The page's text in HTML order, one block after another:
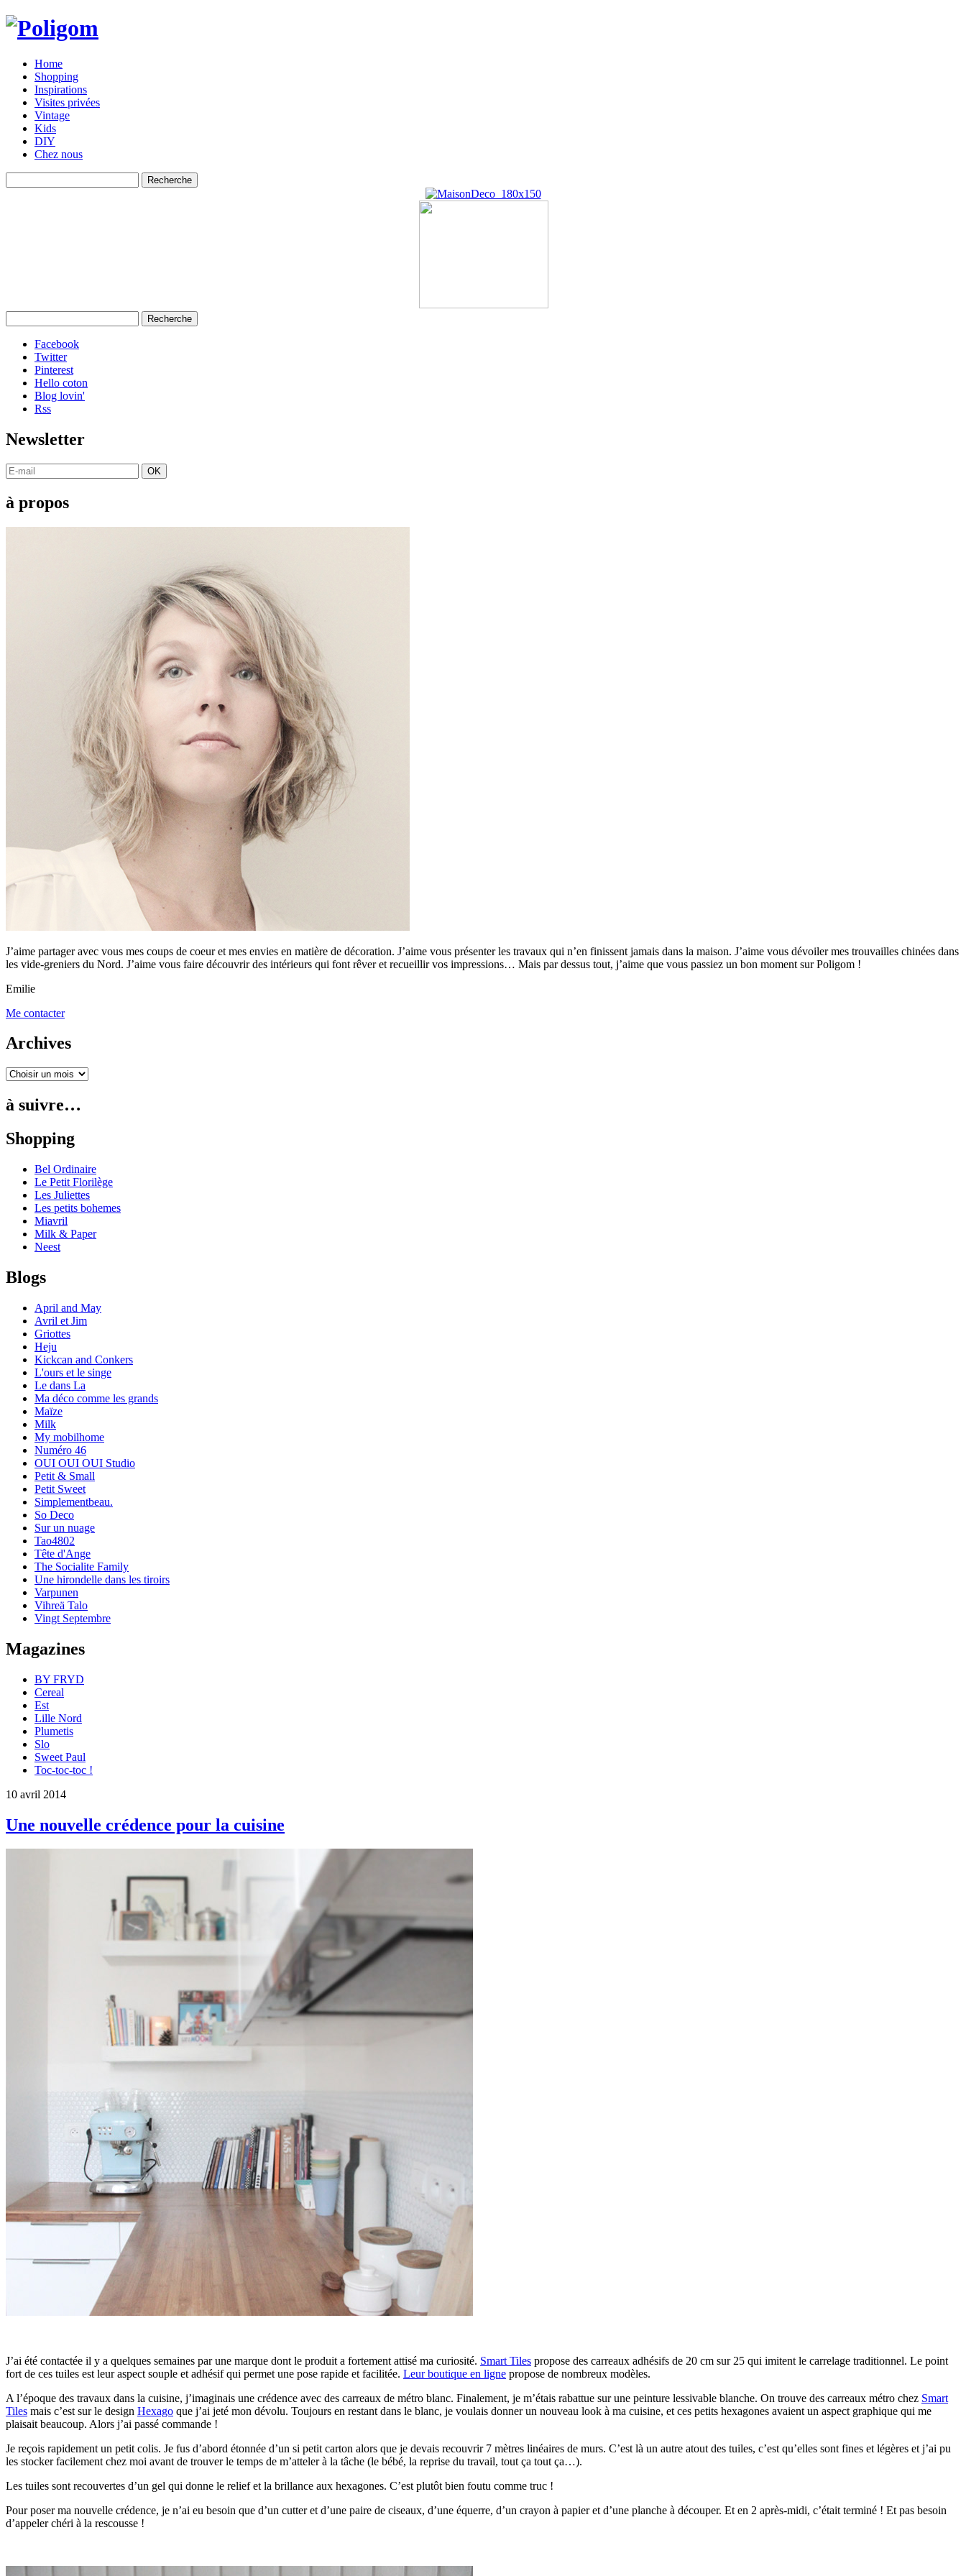
Home
Shopping
Inspirations
Visites privées
Vintage
Kids
DIY
Chez nous
Facebook
Twitter
Pinterest
Hello coton
Blog lovin'
Rss
Newsletter
OK
à propos
J’aime partager avec vous mes coups de coeur et mes envies en matière de décoration. J’aime vous présenter les travaux qui n’en finissent jamais dans la maison. J’aime vous dévoiler mes trouvailles chinées dans
les vide-greniers du Nord. J’aime vous faire découvrir des intérieurs qui font rêver et recueillir vos impressions… Mais par dessus tout, j’aime que vous passiez un bon moment sur Poligom !
Emilie
Me contacter
Archives
à suivre…
Shopping
Bel Ordinaire
Le Petit Florilège
Les Juliettes
Les petits bohemes
Miavril
Milk & Paper
Neest
Blogs
April and May
Avril et Jim
Griottes
Heju
Kickcan and Conkers
L'ours et le singe
Le dans La
Ma déco comme les grands
Maïze
Milk
My mobilhome
Numéro 46
OUI OUI OUI Studio
Petit & Small
Petit Sweet
Simplementbeau.
So Deco
Sur un nuage
Tao4802
Tête d'Ange
The Socialite Family
Une hirondelle dans les tiroirs
Varpunen
Vihreä Talo
Vingt Septembre
Magazines
BY FRYD
Cereal
Est
Lille Nord
Plumetis
Slo
Sweet Paul
Toc-toc-toc !
10 avril 2014
Une nouvelle crédence pour la cuisine
J’ai été contactée il y a quelques semaines par une marque dont le produit a fortement attisé ma curiosité. Smart Tiles propose des carreaux adhésifs de 20 cm sur 25 qui imitent le carrelage traditionnel. Le point
fort de ces tuiles est leur aspect souple et adhésif qui permet une pose rapide et facilitée. Leur boutique en ligne propose de nombreux modèles.
A l’époque des travaux dans la cuisine, j’imaginais une crédence avec des carreaux de métro blanc. Finalement, je m’étais rabattue sur une peinture lessivable blanche. On trouve des carreaux métro chez Smart
Tiles mais c’est sur le design Hexago que j’ai jeté mon dévolu. Toujours en restant dans le blanc, je voulais donner un nouveau look à ma cuisine, et ces petits hexagones avaient un aspect graphique qui me
plaisait beaucoup. Alors j’ai passé commande !
Je reçois rapidement un petit colis. Je fus d’abord étonnée d’un si petit carton alors que je devais recouvrir 7 mètres linéaires de murs. C’est là un autre atout des tuiles, c’est qu’elles sont fines et légères et j’ai pu
les stocker facilement chez moi avant de trouver le temps de m’atteler à la tâche (le bébé, la reprise du travail, tout ça tout ça…).
Les tuiles sont recouvertes d’un gel qui donne le relief et la brillance aux hexagones. C’est plutôt bien foutu comme truc !
Pour poser ma nouvelle crédence, je n’ai eu besoin que d’un cutter et d’une paire de ciseaux, d’une équerre, d’un crayon à papier et d’une planche à découper. Et en 2 après-midi, c’était terminé ! Et pas besoin
d’appeler chéri à la rescousse !